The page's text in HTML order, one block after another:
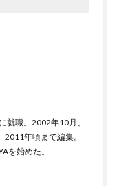
就職。2002年10月、
年頃まで編集。
を始めた。